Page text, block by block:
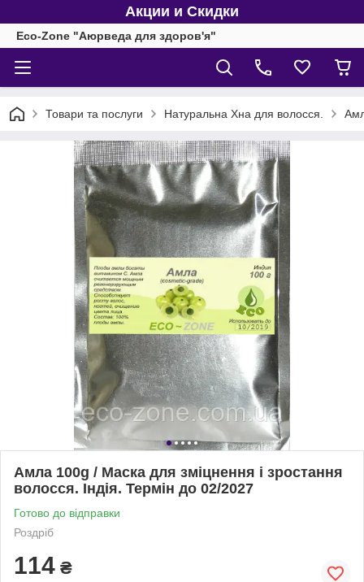
Акции и Скидки
Eco-Zone "Аюрведа для здоров'я"
Товари та послуги Натуральна Хна для волосся.
Амла 100g / Маска для зміцнення і зростання
волосся. Індія. Термін до 02/2027
Готово до відправки
Роздріб
114 ₴